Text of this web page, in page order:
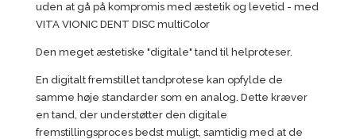
uden at gå på kompromis med æstetik og levetid - med
VITA VIONIC DENT DISC multiColor
Den meget æstetiske "digitale" tand til helproteser.
En digitalt fremstillet tandprotese kan opfylde de
samme høje standarder som en analog. Dette kræver
en tand, der understøtter den digitale
fremstillingsproces bedst muligt, samtidig med at de